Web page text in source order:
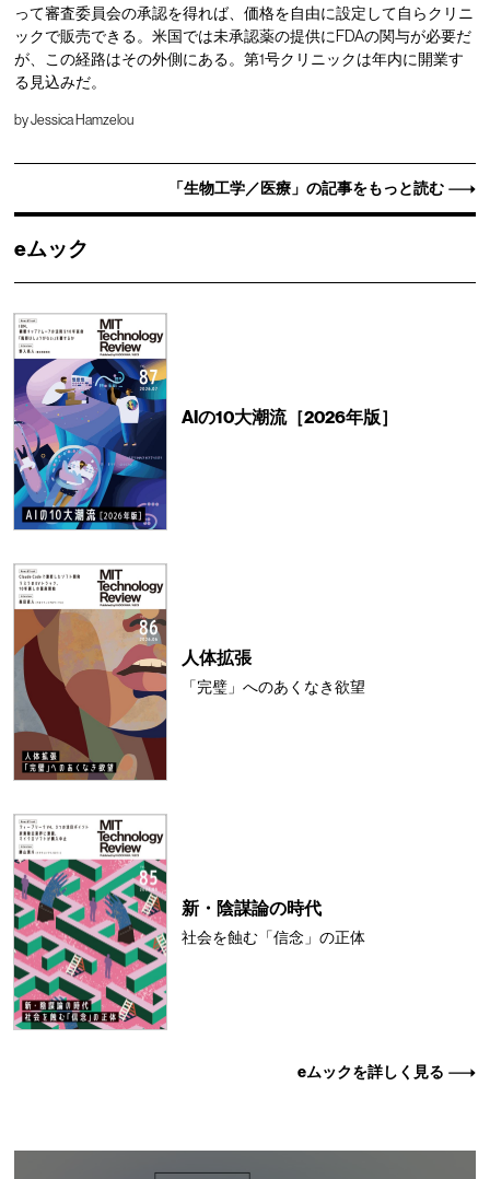
って審査委員会の承認を得れば、価格を自由に設定して自らクリニ
ックで販売できる。米国では未承認薬の提供にFDAの関与が必要だ
が、この経路はその外側にある。第1号クリニックは年内に開業す
る見込みだ。
byJessica Hamzelou
「生物工学／医療」の記事をもっと読む
eムック
AIの10大潮流［2026年版］
人体拡張
「完璧」へのあくなき欲望
新・陰謀論の時代
社会を蝕む「信念」の正体
eムックを詳しく見る